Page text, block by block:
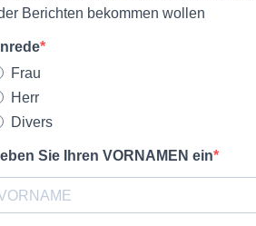
Berichten bekommen wollen
Frau
Herr
Divers
Sie Ihren VORNAMEN ein